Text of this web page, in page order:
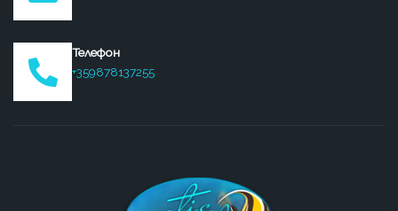
Телефон
+359878137255